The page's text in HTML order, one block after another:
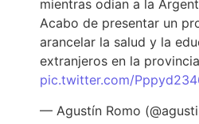
mientras odian a la
Acabo de presentar un
arancelar la salud y la
extranjeros en la
pic.twitter.com/
— Agustín Romo